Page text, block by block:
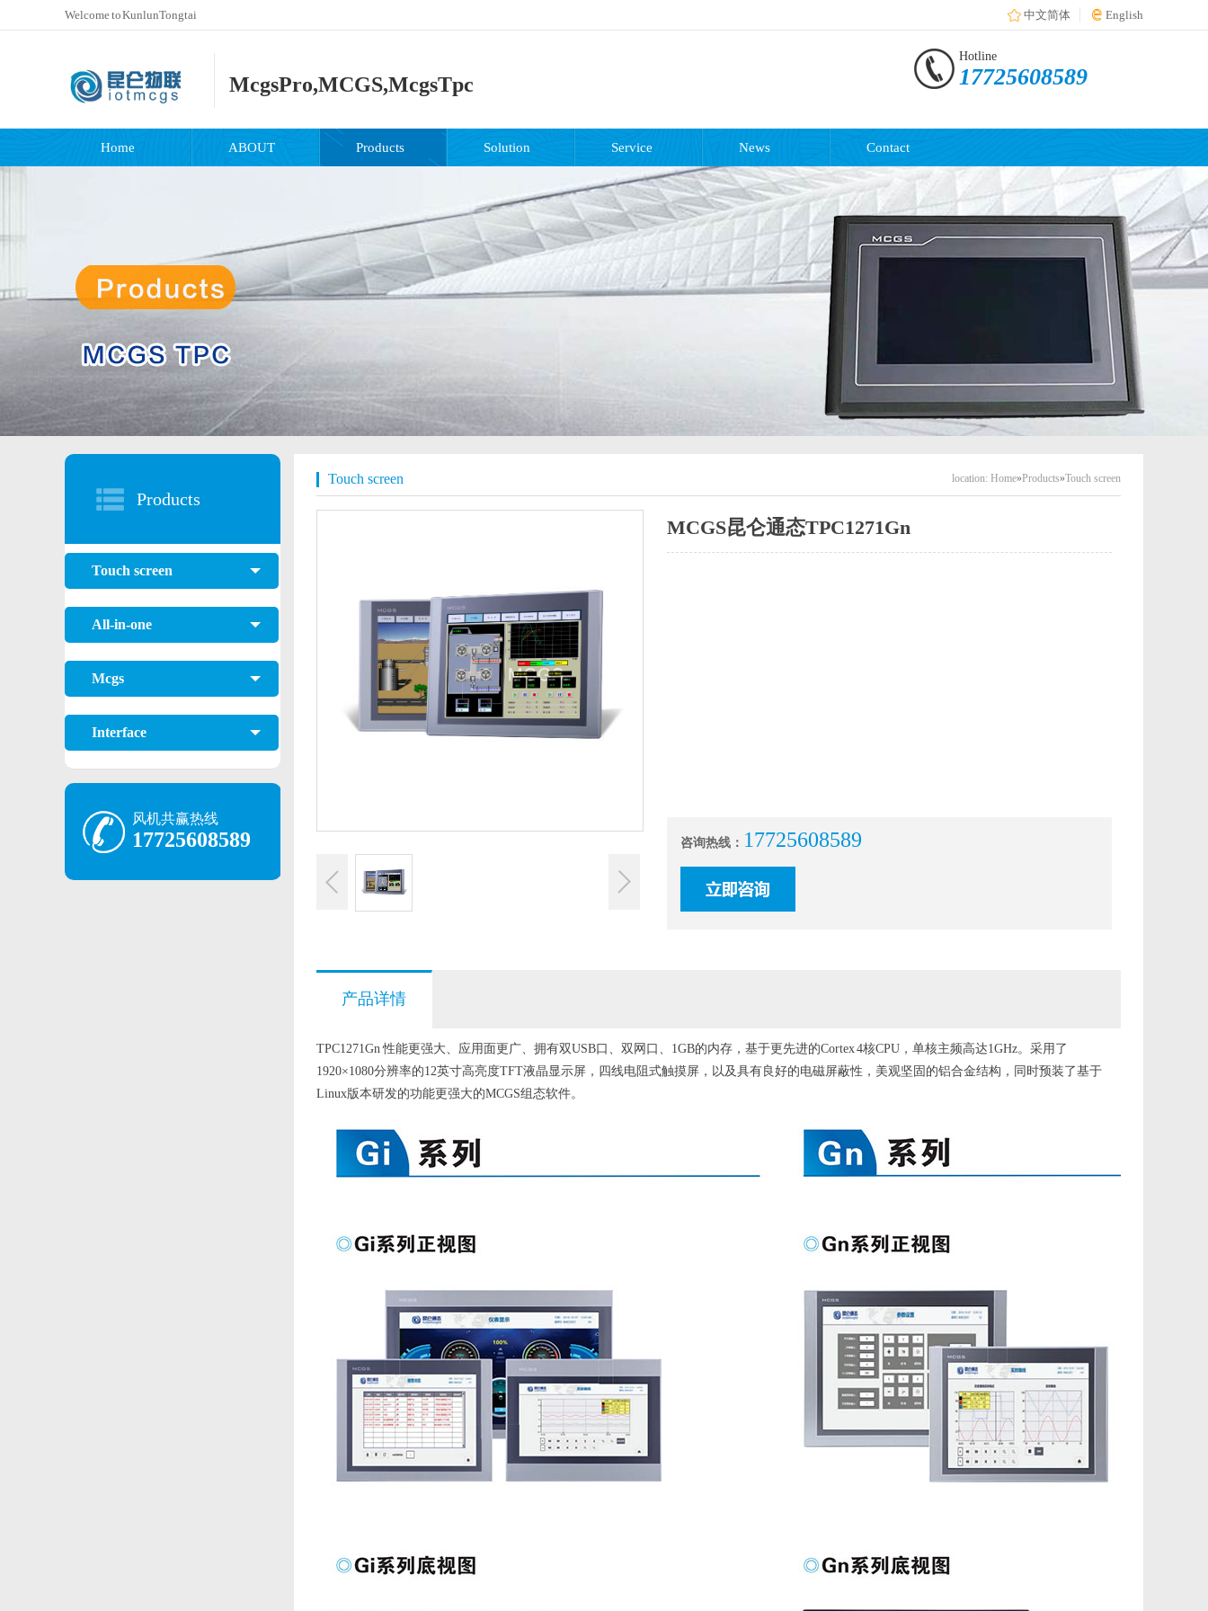
Welcome to KunlunTongtai 中文简体 English
McgsPro,MCGS,McgsTpc
Hotline
17725608589
Home ABOUT Products Solution Service
support
News Contact
Products
Touch screen
All-in-one
Mcgs
Interface
风机共赢热线
17725608589
Touch screen location: Home»Products»Touch screen
MCGS昆仑通态TPC1271Gn
咨询热线： 17725608589
产品详情
TPC1271Gn 性能更强大、应用面更广、拥有双USB口、双网口、1GB的内存，基于更先进的Cortex 4核CPU，单核主频高达1GHz。采用了
1920×1080分辨率的12英寸高亮度TFT液晶显示屏，四线电阻式触摸屏，以及具有良好的电磁屏蔽性，美观坚固的铝合金结构，同时预装了基于
Linux版本研发的功能更强大的MCGS组态软件。